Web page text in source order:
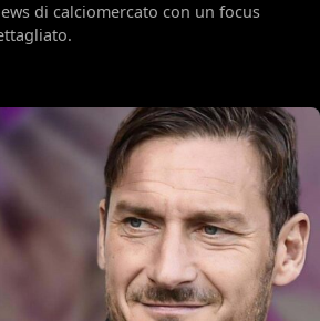
di calciomercato con un focus